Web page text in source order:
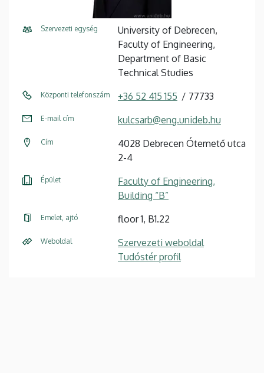
Szervezeti egység
University of Debrecen,
Faculty of Engineering,
Department of Basic
Technical Studies
Központi telefonszám +36 52 415 155 77733
E-mail cím kulcsarb@eng.unideb.hu
Cím
4028 Debrecen Ótemető utca
2-4
Épület
Faculty of Engineering,
Building “B”
Emelet, ajtó floor 1, B1.22
Weboldal
Szervezeti weboldal
Tudóstér profil